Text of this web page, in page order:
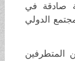
في
الدولي